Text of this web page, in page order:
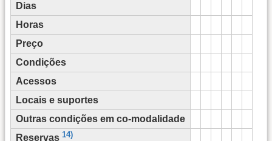
Dias
Horas
Preço
Condições
Acessos
Locais e suportes
Outras condições em co-modalidade
Reservas 14)